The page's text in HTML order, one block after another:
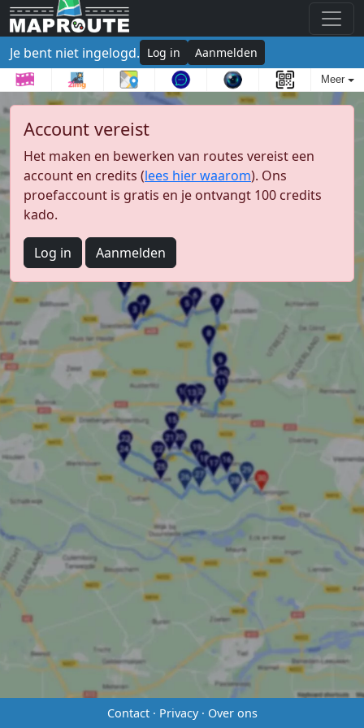
Je bent niet ingelogd. Log in Aanmelden
Meer
Account vereist
Het maken en bewerken van routes vereist een
account en credits (lees hier waarom). Ons
proefaccount is gratis en je ontvangt 100 credits
kado.
Log in Aanmelden
Contact· Privacy· Over ons